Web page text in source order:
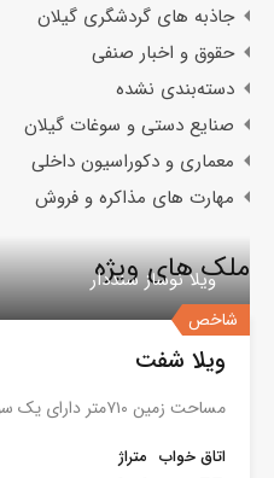
جاذبه های گردشگری گیلان
حقوق و اخبار صنفی
دسته‌بندی نشده
صنایع دستی و سوغات گیلان
معماری و دکوراسیون داخلی
مهارت های مذاکره و فروش
ملک های ویژه
شاخص
ویلا نوساز سنددار
ویلا شفت
مساحت زمین ۷۱۰متر دارای یک سوئیت تکخواب نوساز با تمامی…
اتاق خواب متراژ